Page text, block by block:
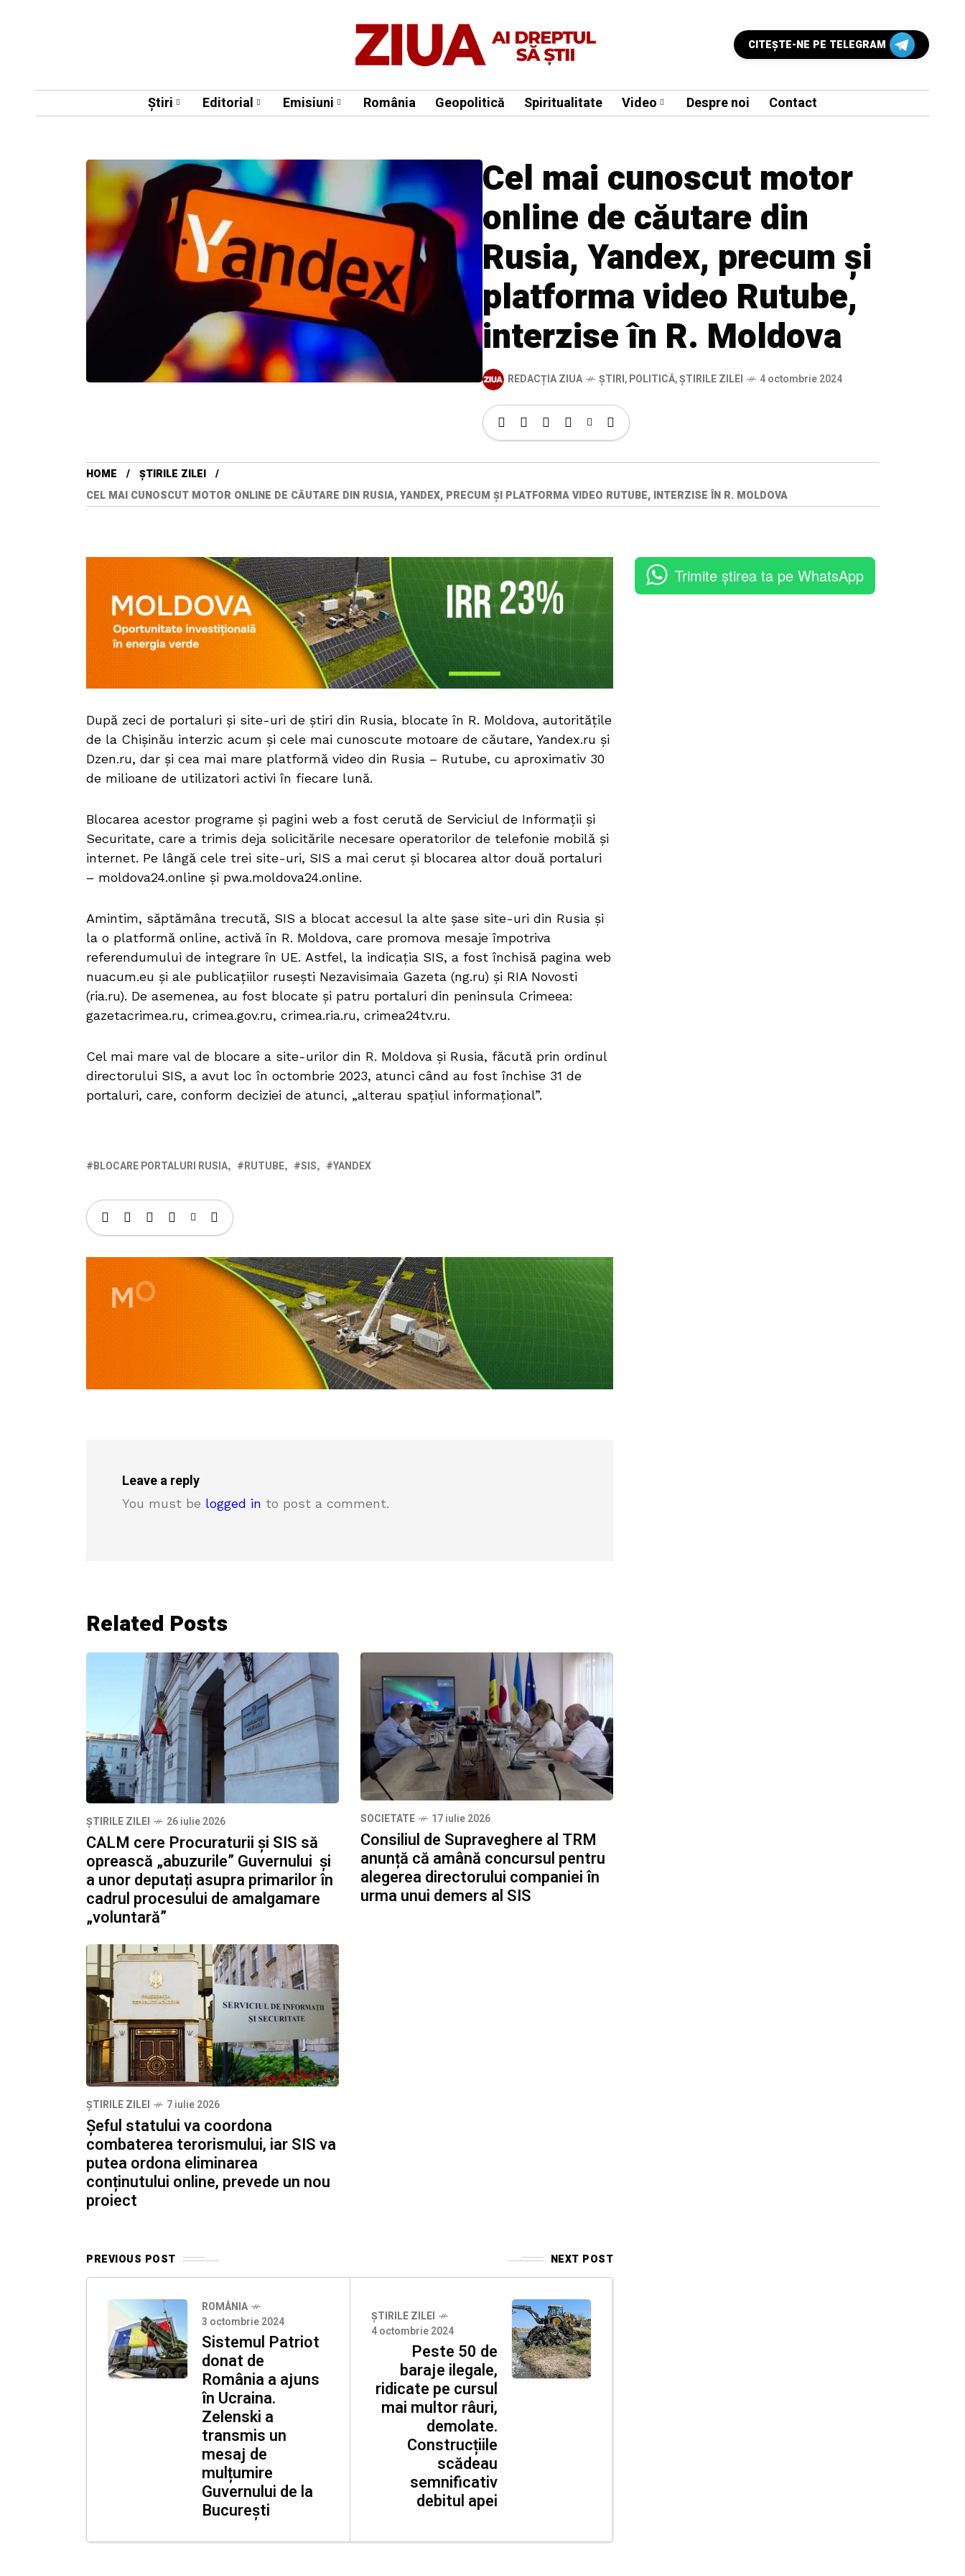
CITEŞTE-NE PE TELEGRAM
Știri Editorial Emisiuni România Geopolitică Spiritualitate Video Despre noi Contact
Cel mai cunoscut motor
online de căutare din
Rusia, Yandex, precum și
platforma video Rutube,
interzise în R. Moldova
REDACȚIA ZIUA ȘTIRI,POLITICĂ,ȘTIRILE ZILEI 4 octombrie 2024
HOME
ȘTIRILE ZILEI
CEL MAI CUNOSCUT MOTOR ONLINE DE CĂUTARE DIN RUSIA, YANDEX, PRECUM ȘI PLATFORMA VIDEO RUTUBE, INTERZISE ÎN R. MOLDOVA
După zeci de portaluri și site-uri de știri din Rusia, blocate în R. Moldova, autoritățile
de la Chișinău interzic acum și cele mai cunoscute motoare de căutare, Yandex.ru și
Dzen.ru, dar și cea mai mare platformă video din Rusia – Rutube, cu aproximativ 30
de milioane de utilizatori activi în fiecare lună.
Blocarea acestor programe și pagini web a fost cerută de Serviciul de Informații și
Securitate, care a trimis deja solicitările necesare operatorilor de telefonie mobilă și
internet. Pe lângă cele trei site-uri, SIS a mai cerut și blocarea altor două portaluri
– moldova24.online și pwa.moldova24.online.
Amintim, săptămâna trecută, SIS a blocat accesul la alte șase site-uri din Rusia și
la o platformă online, activă în R. Moldova, care promova mesaje împotriva
referendumului de integrare în UE. Astfel, la indicația SIS, a fost închisă pagina web
nuacum.eu și ale publicațiilor rusești Nezavisimaia Gazeta (ng.ru) și RIA Novosti
(ria.ru). De asemenea, au fost blocate și patru portaluri din peninsula Crimeea:
gazetacrimea.ru, crimea.gov.ru, crimea.ria.ru, crimea24tv.ru.
Cel mai mare val de blocare a site-urilor din R. Moldova și Rusia, făcută prin ordinul
directorului SIS, a avut loc în octombrie 2023, atunci când au fost închise 31 de
portaluri, care, conform deciziei de atunci, „alterau spațiul informațional”.
BLOCARE PORTALURI RUSIA RUTUBE SIS YANDEX
Leave a reply
You must be logged in to post a comment.
Related Posts
ȘTIRILE ZILEI 26 iulie 2026
CALM cere Procuraturii și SIS să
oprească „abuzurile” Guvernului și
a unor deputați asupra primarilor în
cadrul procesului de amalgamare
„voluntară”
SOCIETATE 17 iulie 2026
Consiliul de Supraveghere al TRM
anunță că amână concursul pentru
alegerea directorului companiei în
urma unui demers al SIS
ȘTIRILE ZILEI 7 iulie 2026
Șeful statului va coordona
combaterea terorismului, iar SIS va
putea ordona eliminarea
conținutului online, prevede un nou
proiect
PREVIOUS POST NEXT POST
ROMÂNIA
3 octombrie 2024
Sistemul Patriot
donat de
România a ajuns
în Ucraina.
Zelenski a
transmis un
mesaj de
mulțumire
Guvernului de la
București
ȘTIRILE ZILEI
4 octombrie 2024
Peste 50 de
baraje ilegale,
ridicate pe cursul
mai multor râuri,
demolate.
Construcțiile
scădeau
semnificativ
debitul apei
Trimite știrea ta pe WhatsApp